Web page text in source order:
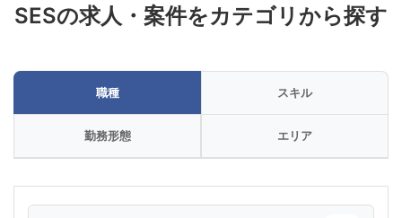
SESの求人・案件をカテゴリから探す
職種 スキル
勤務形態 エリア